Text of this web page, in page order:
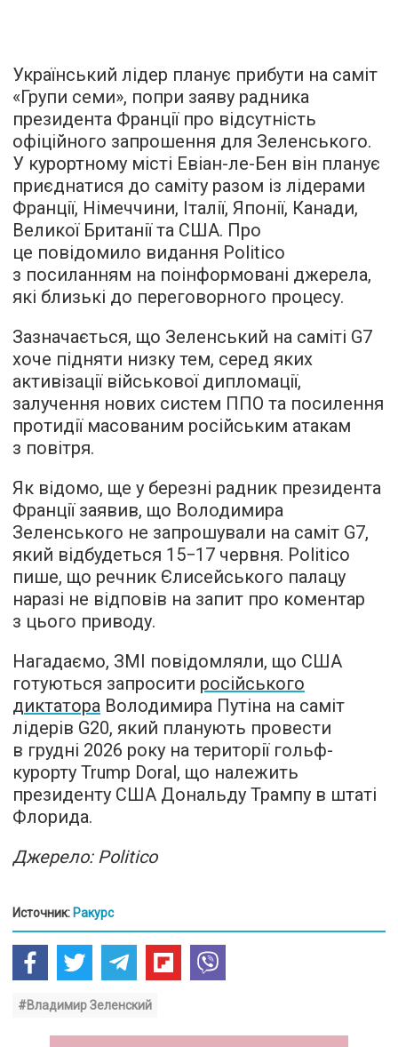
Український лідер планує прибути на саміт
«Групи семи», попри заяву радника
президента Франції про відсутність
офіційного запрошення для Зеленського.
У курортному місті Евіан-ле-Бен він планує
приєднатися до саміту разом із лідерами
Франції, Німеччини, Італії, Японії, Канади,
Великої Британії та США. Про
це повідомило видання Politico
з посиланням на поінформовані джерела,
які близькі до переговорного процесу.
Зазначається, що Зеленський на саміті G7
хоче підняти низку тем, серед яких
активізації військової дипломації,
залучення нових систем ППО та посилення
протидії масованим російським атакам
з повітря.
Як відомо, ще у березні радник президента
Франції заявив, що Володимира
Зеленського не запрошували на саміт G7,
який відбудеться 15−17 червня. Politico
пише, що речник Єлисейського палацу
наразі не відповів на запит про коментар
з цього приводу.
Нагадаємо, ЗМІ повідомляли, що США
готуються запросити російського
диктатора Володимира Путіна на саміт
лідерів G20, який планують провести
в грудні 2026 року на території гольф-
курорту Trump Doral, що належить
президенту США Дональду Трампу в штаті
Флорида.
Джерело: Politico
Источник: Ракурс
#Владимир Зеленский